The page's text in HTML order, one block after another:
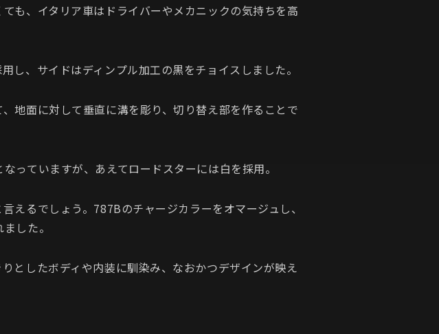
も、イタリア車はドライバーやメカニックの気持ちを高
し、サイドはディンプル加工の黒をチョイスしました。
地面に対して垂直に溝を彫り、切り替え部を作ることで
っていますが、あえてロードスターには白を採用。
えるでしょう。787Bのチャージカラーをオマージュし、
した。
としたボディや内装に馴染み、なおかつデザインが映え